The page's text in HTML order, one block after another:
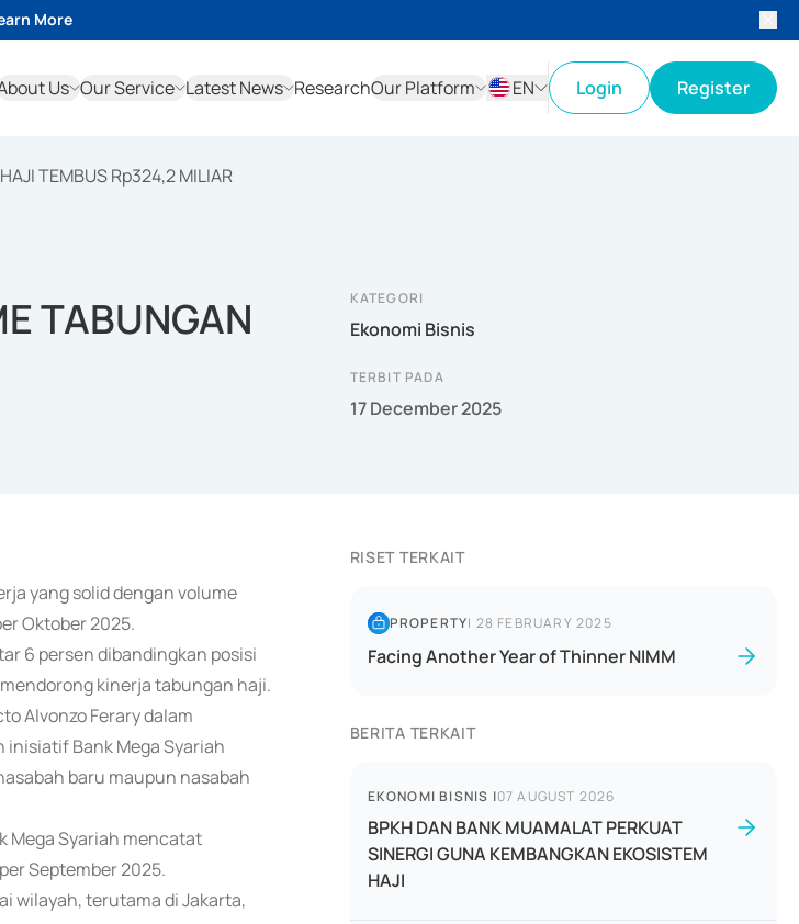
More
Us Our Service Latest News ResearchOur Platform
EN
Login Register
TEMBUS Rp324,2 MILIAR
TABUNGAN
KATEGORI
Ekonomi Bisnis
TERBIT PADA
17 December 2025
yang solid dengan volume
Oktober 2025.
6 persen dibandingkan posisi
kinerja tabungan haji.
Alvonzo Ferary dalam
Bank Mega Syariah
baru maupun nasabah
Mega Syariah mencatat
September 2025.
wilayah, terutama di Jakarta,
RISET TERKAIT
PROPERTY| 28 FEBRUARY 2025
Facing Another Year of Thinner NIMM
BERITA TERKAIT
EKONOMI BISNIS |07 AUGUST 2026
BPKH DAN BANK MUAMALAT PERKUAT
SINERGI GUNA KEMBANGKAN EKOSISTEM
HAJI